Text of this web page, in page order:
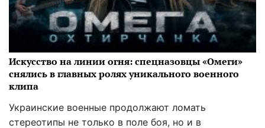
Искусство на линии огня: спецназовцы «Омеги»
снялись в главных ролях уникального военного
клипа
Украинские военные продолжают ломать
стереотипы не только в поле боя, но и в